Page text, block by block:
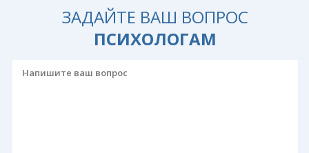
ЗАДАЙТЕ ВАШ ВОПРОС
ПСИХОЛОГАМ